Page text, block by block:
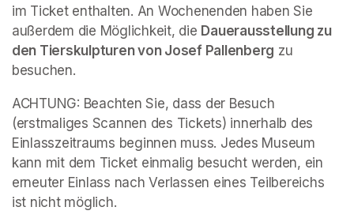
im Ticket enthalten. An Wochenenden haben Sie
außerdem die Möglichkeit, die Dauerausstellung zu
den Tierskulpturen von Josef Pallenberg zu
besuchen.
ACHTUNG: Beachten Sie, dass der Besuch
(erstmaliges Scannen des Tickets) innerhalb des
Einlasszeitraums beginnen muss. Jedes Museum
kann mit dem Ticket einmalig besucht werden, ein
erneuter Einlass nach Verlassen eines Teilbereichs
ist nicht möglich.